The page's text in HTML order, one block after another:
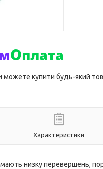
можете купити будь-який
Характеристики
мають низку перевершень,